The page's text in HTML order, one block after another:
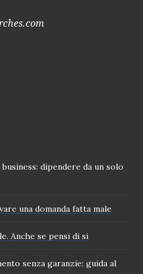
dipendere da un solo
una domanda fatta male
Anche se pensi di si
senza garanzie: guida al